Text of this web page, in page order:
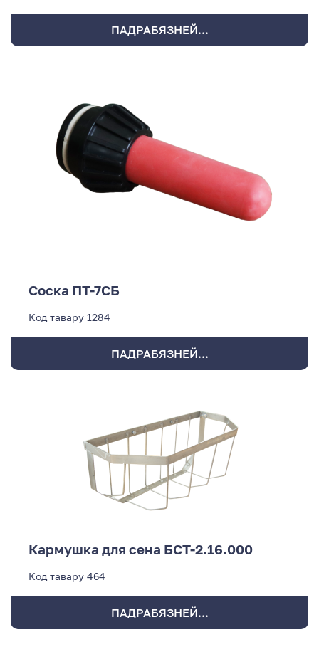
ПАДРАБЯЗНЕЙ...
Соска ПТ-7СБ
Код тавару 1284
ПАДРАБЯЗНЕЙ...
Кармушка для сена БСТ-2.16.000
Код тавару 464
ПАДРАБЯЗНЕЙ...